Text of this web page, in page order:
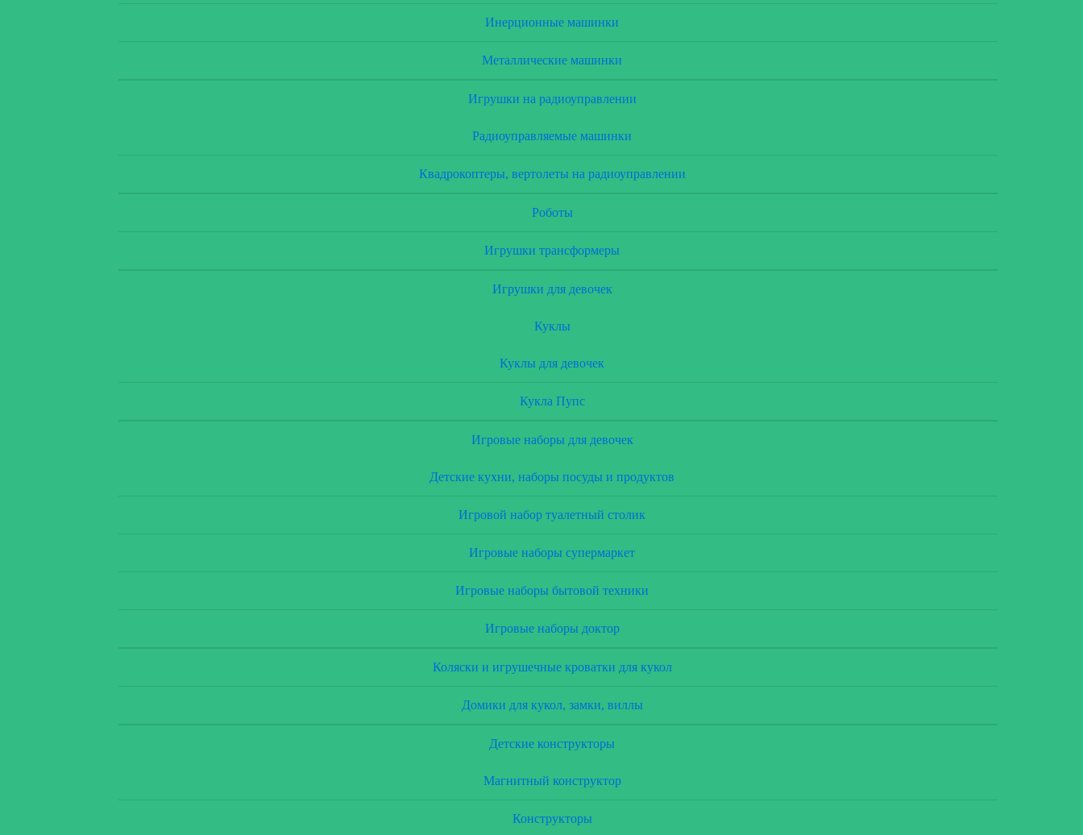
Инерционные машинки
Металлические машинки
Игрушки на радиоуправлении
Радиоуправляемые машинки
Квадрокоптеры, вертолеты на радиоуправлении
Роботы
Игрушки трансформеры
Игрушки для девочек
Куклы
Куклы для девочек
Кукла Пупс
Игровые наборы для девочек
Детские кухни, наборы посуды и продуктов
Игровой набор туалетный столик
Игровые наборы супермаркет
Игровые наборы бытовой техники
Игровые наборы доктор
Коляски и игрушечные кроватки для кукол
Домики для кукол, замки, виллы
Детские конструкторы
Магнитный конструктор
Конструкторы